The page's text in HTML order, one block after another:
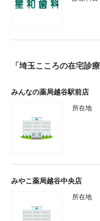
「埼玉こころの在宅診
みんなの薬局越谷駅前店
所在地
みやこ薬局越谷中央店
所在地